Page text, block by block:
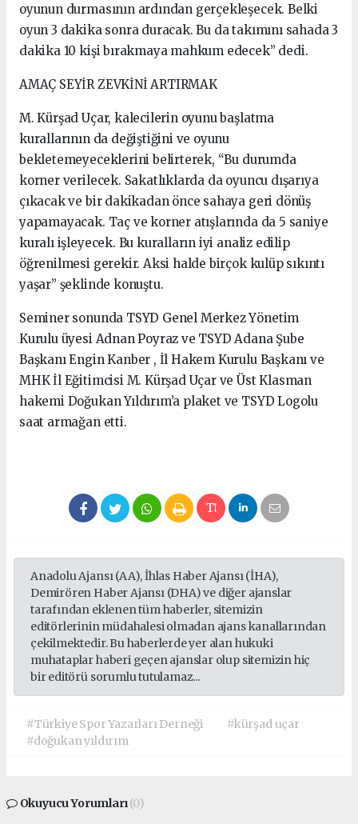
oyunun durmasının ardından gerçekleşecek. Belki
oyun 3 dakika sonra duracak. Bu da takımını sahada 3
dakika 10 kişi bırakmaya mahkum edecek” dedi.
AMAÇ SEYİR ZEVKİNİ ARTIRMAK
M. Kürşad Uçar, kalecilerin oyunu başlatma
kurallarının da değiştiğini ve oyunu
bekletemeyeceklerini belirterek, “Bu durumda
korner verilecek. Sakatlıklarda da oyuncu dışarıya
çıkacak ve bir dakikadan önce sahaya geri dönüş
yapamayacak. Taç ve korner atışlarında da 5 saniye
kuralı işleyecek. Bu kuralların iyi analiz edilip
öğrenilmesi gerekir. Aksi halde birçok kulüp sıkıntı
yaşar” şeklinde konuştu.
Seminer sonunda TSYD Genel Merkez Yönetim
Kurulu üyesi Adnan Poyraz ve TSYD Adana Şube
Başkanı Engin Kanber , İl Hakem Kurulu Başkanı ve
MHK İl Eğitimcisi M. Kürşad Uçar ve Üst Klasman
hakemi Doğukan Yıldırım’a plaket ve TSYD Logolu
saat armağan etti.
Anadolu Ajansı (AA), İhlas Haber Ajansı (İHA),
Demirören Haber Ajansı (DHA) ve diğer ajanslar
tarafından eklenen tüm haberler, sitemizin
editörlerinin müdahalesi olmadan ajans kanallarından
çekilmektedir. Bu haberlerde yer alan hukuki
muhataplar haberi geçen ajanslar olup sitemizin hiç
bir editörü sorumlu tutulamaz...
#Türkiye Spor Yazarları Derneği
#kürşad uçar
#doğukan yıldırım
Okuyucu Yorumları(0)